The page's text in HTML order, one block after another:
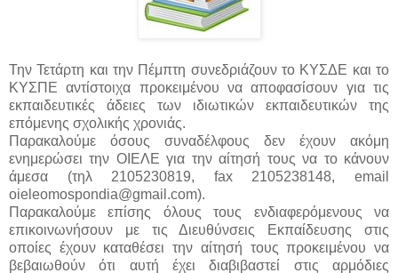
Την Τετάρτη και την Πέμπτη συνεδριάζουν το ΚΥΣΔΕ και το
ΚΥΣΠΕ αντίστοιχα προκειμένου να αποφασίσουν για τις
εκπαιδευτικές άδειες των ιδιωτικών εκπαιδευτικών της
επόμενης σχολικής χρονιάς.
Παρακαλούμε όσους συναδέλφους δεν έχουν ακόμη
ενημερώσει την ΟΙΕΛΕ για την αίτησή τους να το κάνουν
άμεσα (τηλ 2105230819, fax 2105238148, email
oieleomospondia@gmail.com).
Παρακαλούμε επίσης όλους τους ενδιαφερόμενους να
επικοινωνήσουν με τις Διευθύνσεις Εκπαίδευσης στις
οποίες έχουν καταθέσει την αίτησή τους προκειμένου να
βεβαιωθούν ότι αυτή έχει διαβιβαστεί στις αρμόδιες